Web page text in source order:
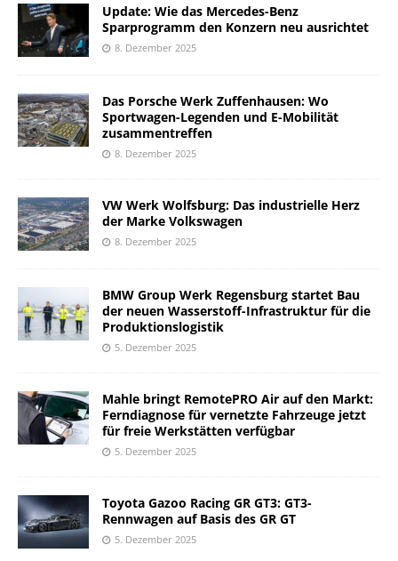
Update: Wie das Mercedes-Benz
Sparprogramm den Konzern neu ausrichtet
8. Dezember 2025
Das Porsche Werk Zuffenhausen: Wo
Sportwagen-Legenden und E-Mobilität
zusammentreffen
8. Dezember 2025
VW Werk Wolfsburg: Das industrielle Herz
der Marke Volkswagen
8. Dezember 2025
BMW Group Werk Regensburg startet Bau
der neuen Wasserstoff-Infrastruktur für die
Produktionslogistik
5. Dezember 2025
Mahle bringt RemotePRO Air auf den Markt:
Ferndiagnose für vernetzte Fahrzeuge jetzt
für freie Werkstätten verfügbar
5. Dezember 2025
Toyota Gazoo Racing GR GT3: GT3-
Rennwagen auf Basis des GR GT
5. Dezember 2025